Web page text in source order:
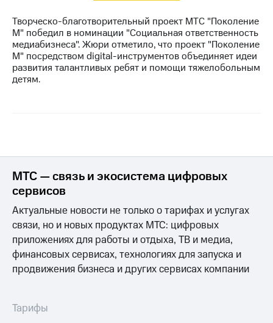
акционера
Акционерный
капитал
Контроль
и
аудит
Порядок
акций
Дивиденды
облигаций
Описание
Еврооблигации-2023
Уведомление
о
Творческо-благотворительный проект МТС "Поколение
М" победил в номинации "Социальная ответственность
медиабизнеса". Жюри отметило, что проект "Поколение
М" посредством digital-инструментов объединяет идеи
развития талантливых ребят и помощи тяжелобольным
детям.
МТС — связь и экосистема цифровых
сервисов
Актуальные новости не только о тарифах и услугах
связи, но и новых продуктах МТС: цифровых
приложениях для работы и отдыха, ТВ и медиа,
финансовых сервисах, технологиях для запуска и
продвижения бизнеса и других сервисах компании
Тарифы